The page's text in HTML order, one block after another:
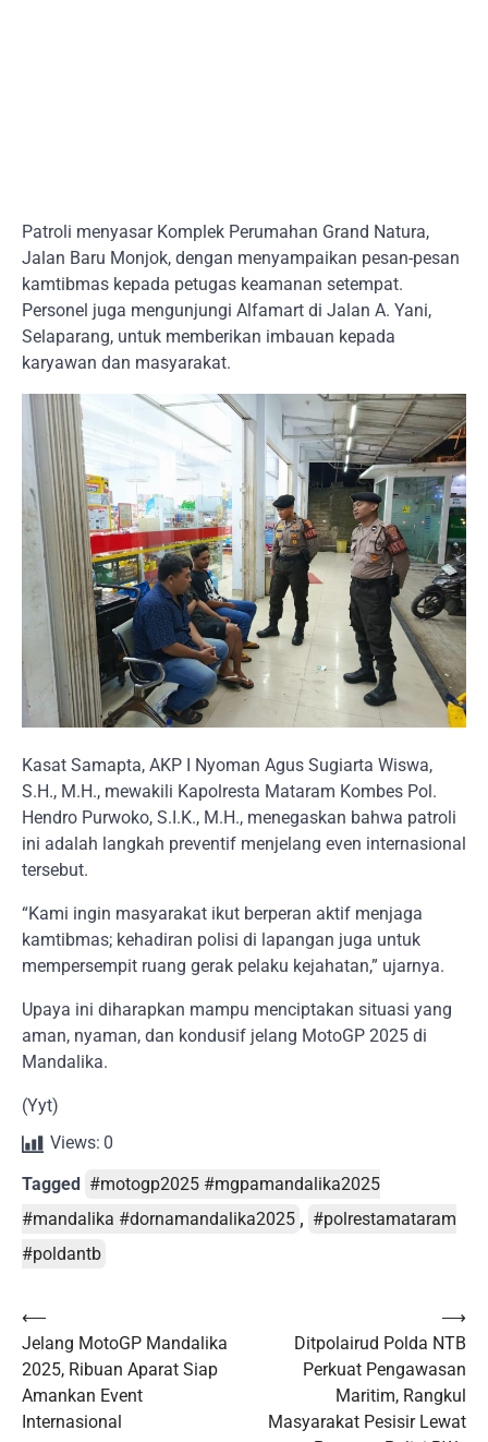
Patroli menyasar Komplek Perumahan Grand Natura,
Jalan Baru Monjok, dengan menyampaikan pesan-pesan
kamtibmas kepada petugas keamanan setempat.
Personel juga mengunjungi Alfamart di Jalan A. Yani,
Selaparang, untuk memberikan imbauan kepada
karyawan dan masyarakat.
Kasat Samapta, AKP I Nyoman Agus Sugiarta Wiswa,
S.H., M.H., mewakili Kapolresta Mataram Kombes Pol.
Hendro Purwoko, S.I.K., M.H., menegaskan bahwa patroli
ini adalah langkah preventif menjelang even internasional
tersebut.
“Kami ingin masyarakat ikut berperan aktif menjaga
kamtibmas; kehadiran polisi di lapangan juga untuk
mempersempit ruang gerak pelaku kejahatan,” ujarnya.
Upaya ini diharapkan mampu menciptakan situasi yang
aman, nyaman, dan kondusif jelang MotoGP 2025 di
Mandalika.
(Yyt)
Views: 0
Tagged #motogp2025 #mgpamandalika2025
#mandalika #dornamandalika2025 , #polrestamataram
#poldantb
Post
navigation
⟵
Jelang MotoGP Mandalika
2025, Ribuan Aparat Siap
Amankan Event
Internasional
Ditpolairud Polda NTB
Perkuat Pengawasan
Maritim, Rangkul
Masyarakat Pesisir Lewat
⟶